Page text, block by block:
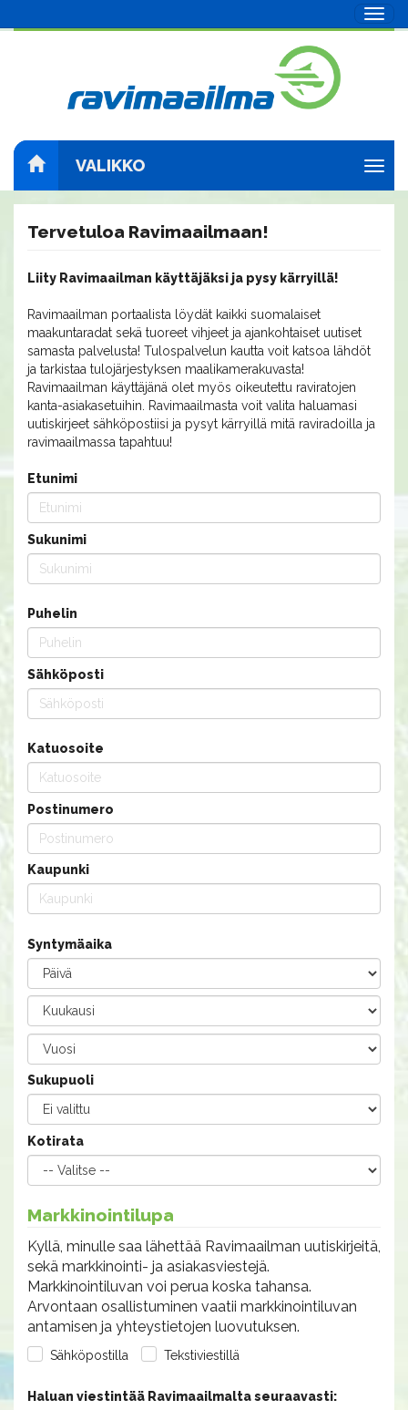
VALIKKO
Tervetuloa Ravimaailmaan!
Liity Ravimaailman käyttäjäksi ja pysy kärryillä!
Ravimaailman portaalista löydät kaikki suomalaiset
maakuntaradat sekä tuoreet vihjeet ja ajankohtaiset uutiset
samasta palvelusta! Tulospalvelun kautta voit katsoa lähdöt
ja tarkistaa tulojärjestyksen maalikamerakuvasta!
Ravimaailman käyttäjänä olet myös oikeutettu raviratojen
kanta-asiakasetuihin. Ravimaailmasta voit valita haluamasi
uutiskirjeet sähköpostiisi ja pysyt kärryillä mitä raviradoilla ja
ravimaailmassa tapahtuu!
Etunimi
Sukunimi
Puhelin
Sähköposti
Katuosoite
Postinumero
Kaupunki
Syntymäaika
Sukupuoli
Kotirata
Markkinointilupa
Kyllä, minulle saa lähettää Ravimaailman uutiskirjeitä,
sekä markkinointi- ja asiakasviestejä.
Markkinointiluvan voi perua koska tahansa.
Arvontaan osallistuminen vaatii markkinointiluvan
antamisen ja yhteystietojen luovutuksen.
Sähköpostilla Tekstiviestillä
Haluan viestintää Ravimaailmalta seuraavasti: